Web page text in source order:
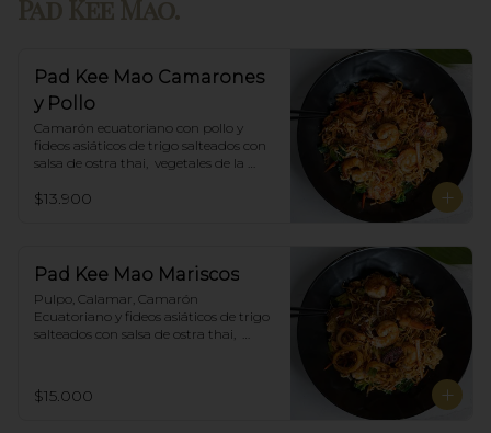
Pad Kee Mao Camarones
y Pollo
Camarón ecuatoriano con pollo y
fideos asiáticos de trigo salteados con
salsa de ostra thai,  vegetales de la
$13.900
Pad Kee Mao Mariscos
Pulpo, Calamar, Camarón
Ecuatoriano y fideos asiáticos de trigo
salteados con salsa de ostra thai,
$15.000